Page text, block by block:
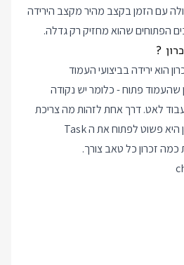
עם הזמן בקצב מהיר מקצב הירידה
הפתוחים שהוא מחזיק רק גדלה.
הוא ירידה בביצועי העמוד
פתוח - כלומר יש נקודה
לאט. דרך אחת לזהות מה צריכת
הזכרון הנוכחית של הדפדפן היא פשוט לפתוח את ה Task